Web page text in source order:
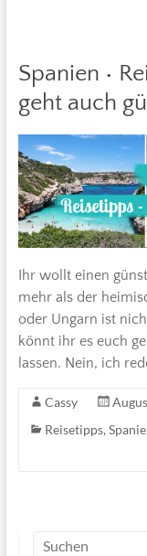
Spanien •
geht auch
Ihr wollt einen
mehr als der
oder Ungarn ist
könnt ihr es euch
lassen. Nein, ich
Cassy
Reisetipps,